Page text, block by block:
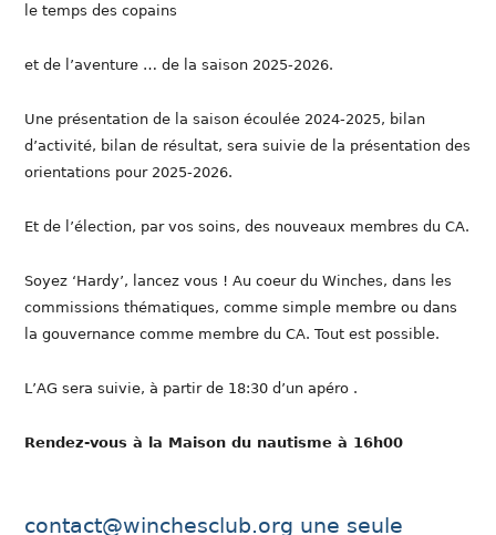
le temps des copains
et de l’aventure … de la saison 2025-2026.
Une présentation de la saison écoulée 2024-2025, bilan
d’activité, bilan de résultat, sera suivie de la présentation des
orientations pour 2025-2026.
Et de l’élection, par vos soins, des nouveaux membres du CA.
Soyez ‘Hardy’, lancez vous ! Au coeur du Winches, dans les
commissions thématiques, comme simple membre ou dans
la gouvernance comme membre du CA. Tout est possible.
L’AG sera suivie, à partir de 18:30 d’un apéro .
Rendez-vous à la Maison du nautisme à 16h00
contact@winchesclub.org une seule